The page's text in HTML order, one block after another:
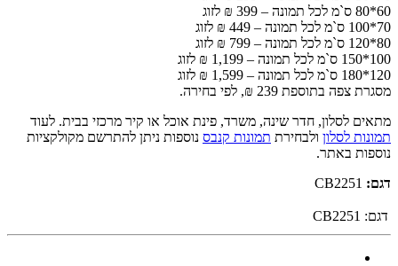
60*80 ס`מ לכל תמונה – 399 ₪ לזוג
70*100 ס`מ לכל תמונה – 449 ₪ לזוג
80*120 ס`מ לכל תמונה – 799 ₪ לזוג
100*150 ס`מ לכל תמונה – 1,199 ₪ לזוג
120*180 ס`מ לכל תמונה – 1,599 ₪ לזוג
מסגרת צפה בתוספת 239 ₪, לפי בחירה.
מתאים לסלון, חדר שינה, משרד, פינת אוכל או קיר מרכזי בבית. לעוד
תמונות לסלון ולבחירת תמונות קנבס נוספות ניתן להתרשם מקולקציות
נוספות באתר.
דגם:
דגם: CB2251